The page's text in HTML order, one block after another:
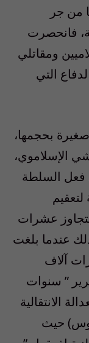
من جر
فانحصرت
ومقاتلي
التي
بحجمها،
الإسلاموي،
فعل السلطة
عشرات
عندما بلغت
آلاف
” سنوات
الانتقالية
حيث